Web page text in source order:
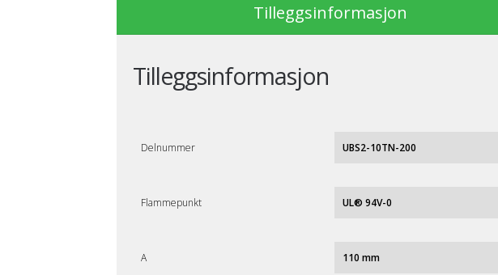
Tilleggsinformasjon
Tilleggsinformasjon
Delnummer UBS2-10TN-200
Flammepunkt UL® 94V-0
A 110 mm